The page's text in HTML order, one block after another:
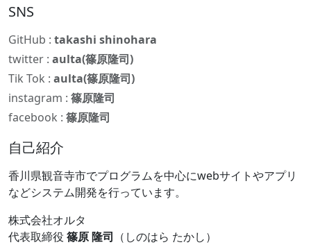
SNS
GitHub : takashi shinohara
twitter : aulta(篠原隆司)
Tik Tok : aulta(篠原隆司)
instagram : 篠原隆司
facebook : 篠原隆司
自己紹介
香川県観音寺市でプログラムを中心にwebサイトやアプリ
などシステム開発を行っています。
株式会社オルタ
代表取締役 篠原 隆司 （しのはら たかし）